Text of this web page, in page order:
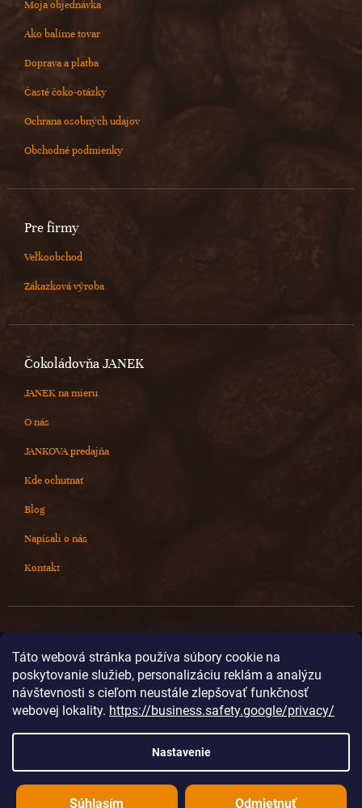
Táto webová stránka používa súbory cookie na
poskytovanie služieb, personalizáciu reklám a analýzu
návštevnosti s cieľom neustále zlepšovať funkčnosť
webovej lokality. https://business.safety.google/privacy/
Nastavenie
Odmietnuť
Súhlasím
Moja objednávka
Ako balíme tovar
Doprava a platba
Časté čoko-otázky
Ochrana osobných udajov
Obchodné podmienky
Pre firmy
Veľkoobchod
Zákazková výroba
Čokoládovňa JANEK
JANEK na mieru
O nás
JANKOVA predajňa
Kde ochutnať
Blog
Napísali o nás
Kontakt
info@cokoladovnajanek.sk
+420 778 716 678
@janek_chocolate